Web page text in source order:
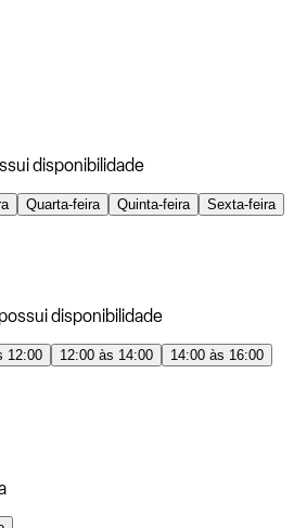
disponibilidade
Quarta-feira Quinta-feira
Sexta-feira
disponibilidade
12:00 12:00 às 14:00
14:00 às 16:00